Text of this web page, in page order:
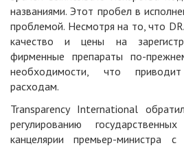
названиями. Этот пробел в
проблемой. Несмотря на то, что
качество и цены на
фирменные препараты по-
необходимости, что
расходам.
Transparency International
регулированию
канцелярии премьер-министра